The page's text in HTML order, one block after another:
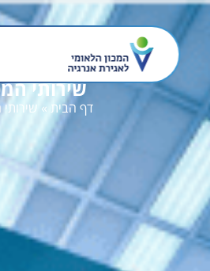
שירותי
דף הבית » שירותי